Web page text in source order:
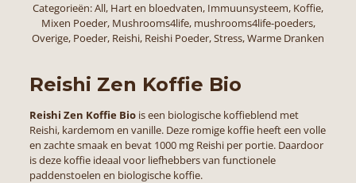
Categorieën:All, Hart en bloedvaten, Immuunsysteem, Koffie,
Mixen Poeder, Mushrooms4life, mushrooms4life-poeders,
Overige, Poeder, Reishi, Reishi Poeder,Stress,Warme Dranken
Reishi Zen Koffie Bio
Reishi Zen Koffie Biois een biologische koffieblend met
Reishi, kardemom en vanille. Deze romige koffie heeft een volle
en zachte smaak en bevat 1000 mg Reishi per portie. Daardoor
is deze koffie ideaal voor liefhebbers van functionele
paddenstoelen en biologische koffie.